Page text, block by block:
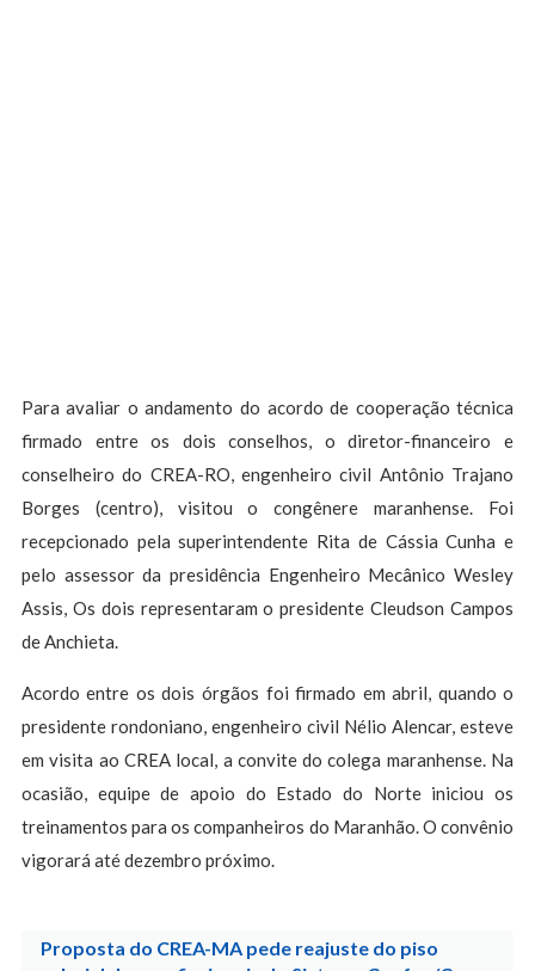
Para avaliar o andamento do acordo de cooperação técnica
firmado entre os dois conselhos, o diretor-financeiro e
conselheiro do CREA-RO, engenheiro civil Antônio Trajano
Borges (centro), visitou o congênere maranhense. Foi
recepcionado pela superintendente Rita de Cássia Cunha e
pelo assessor da presidência Engenheiro Mecânico Wesley
Assis, Os dois representaram o presidente Cleudson Campos
de Anchieta.
Acordo entre os dois órgãos foi firmado em abril, quando o
presidente rondoniano, engenheiro civil Nélio Alencar, esteve
em visita ao CREA local, a convite do colega maranhense. Na
ocasião, equipe de apoio do Estado do Norte iniciou os
treinamentos para os companheiros do Maranhão. O convênio
vigorará até dezembro próximo.
Proposta do CREA-MA pede reajuste do piso